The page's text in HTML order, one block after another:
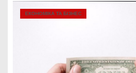
ЕКОНОМІКА ТА БІЗНЕС